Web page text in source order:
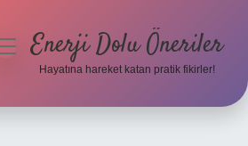
Enerji Dolu Öneriler
Hayatına hareket katan pratik fikirler!